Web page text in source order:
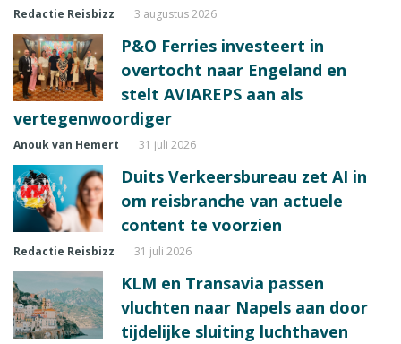
Redactie Reisbizz 3 augustus 2026
P&O Ferries investeert in
overtocht naar Engeland en
stelt AVIAREPS aan als
vertegenwoordiger
Anouk van Hemert 31 juli 2026
Duits Verkeersbureau zet AI in
om reisbranche van actuele
content te voorzien
Redactie Reisbizz 31 juli 2026
KLM en Transavia passen
vluchten naar Napels aan door
tijdelijke sluiting luchthaven